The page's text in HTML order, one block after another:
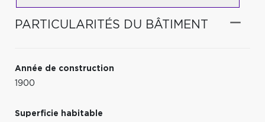
PARTICULARITÉS DU BÂTIMENT
Année de construction
1900
Superficie habitable